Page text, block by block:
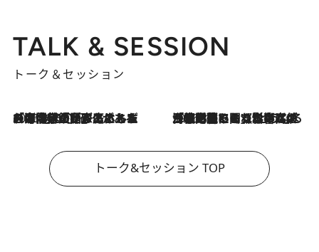
TALK & SESSION
トーク＆セッション
2026.8.3
「今後値上げがあるとすれば…」「リスクがあるのは今年の冬」エネルギー専門家が語る、ホルムズ海峡封鎖が家庭にもたらす“ある心配” 2026.8.3
「住宅建てられない…」「サーチャージ料の高値が続いている」ホルムズ海峡封鎖による影響はいつまで続く？《エネルギー専門家に聞く“どうなる日本の暮らし”》
トーク&セッション TOP